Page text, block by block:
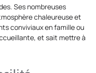
Ses nombreuses
chaleureuse et
conviviaux en famille ou
et sait mettre à